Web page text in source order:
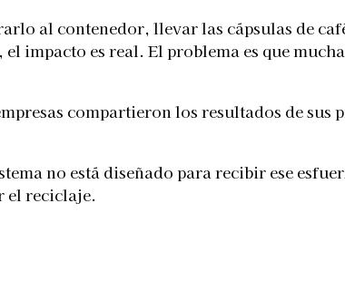
al contenedor, llevar las cápsulas de
impacto es real. El problema es que
compartieron los resultados de
no está diseñado para recibir ese
el reciclaje.